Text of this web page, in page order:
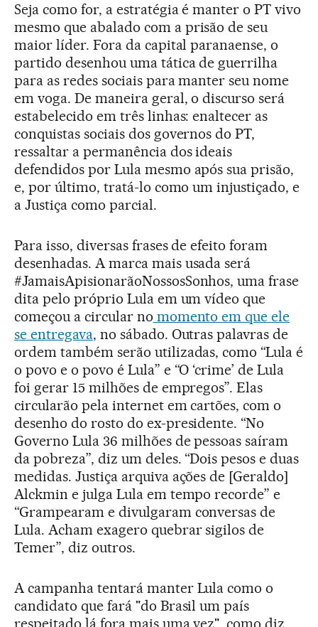
Seja como for, a estratégia é manter o PT vivo
mesmo que abalado com a prisão de seu
maior líder. Fora da capital paranaense, o
partido desenhou uma tática de guerrilha
para as redes sociais para manter seu nome
em voga. De maneira geral, o discurso será
estabelecido em três linhas: enaltecer as
conquistas sociais dos governos do PT,
ressaltar a permanência dos ideais
defendidos por Lula mesmo após sua prisão,
e, por último, tratá-lo como um injustiçado, e
a Justiça como parcial.
Para isso, diversas frases de efeito foram
desenhadas. A marca mais usada será
#JamaisApisionarãoNossosSonhos, uma frase
dita pelo próprio Lula em um vídeo que
começou a circular no momento em que ele
se entregava, no sábado. Outras palavras de
ordem também serão utilizadas, como “Lula é
o povo e o povo é Lula” e “O ‘crime’ de Lula
foi gerar 15 milhões de empregos”. Elas
circularão pela internet em cartões, com o
desenho do rosto do ex-presidente. “No
Governo Lula 36 milhões de pessoas saíram
da pobreza”, diz um deles. “Dois pesos e duas
medidas. Justiça arquiva ações de [Geraldo]
Alckmin e julga Lula em tempo recorde” e
“Grampearam e divulgaram conversas de
Lula. Acham exagero quebrar sigilos de
Temer”, diz outros.
A campanha tentará manter Lula como o
candidato que fará "do Brasil um país